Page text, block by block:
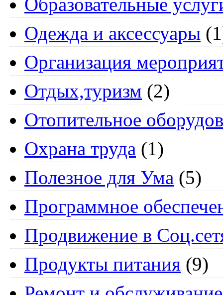
Одежда и аксессуары
Организация
Отдых,туризм (2)
Отопительное
Охрана труда (1)
Полезное для Ума (5)
Программное
Продвижение в
Продукты питания (9)